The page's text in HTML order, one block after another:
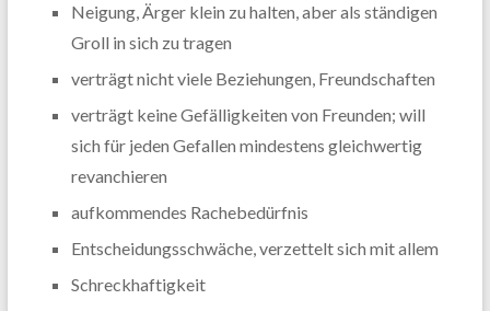
Neigung, Ärger klein zu halten, aber als ständigen
Groll in sich zu tragen
verträgt nicht viele Beziehungen, Freundschaften
verträgt keine Gefälligkeiten von Freunden; will
sich für jeden Gefallen mindestens gleichwertig
revanchieren
aufkommendes Rachebedürfnis
Entscheidungsschwäche, verzettelt sich mit allem
Schreckhaftigkeit